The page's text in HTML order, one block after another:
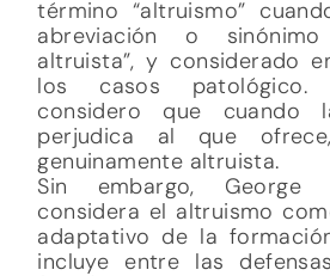
término “altruismo”
abreviación o
altruista”, y considerado
los casos patológico.
considero que cuando
perjudica al que
genuinamente altruista.
Sin embargo, George
considera el altruismo
adaptativo de la
incluye entre las